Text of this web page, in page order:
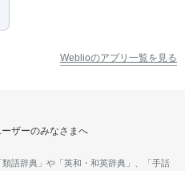
Weblioのアプリ一覧を見る
ザーのみなさまへ
語辞典」や「英和・和英辞典」、「手話